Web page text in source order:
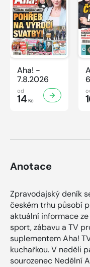
Aha! -
7.8.2026
od
14Kč
Anotace
Zpravodajský deník
českém trhu působí
aktuální informace
sport, zábavu a TV
suplementem Aha!
kuchařkou. V neděli
sourozenec Nedělní